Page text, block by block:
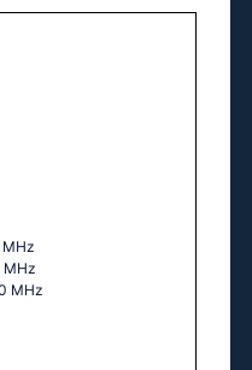
МНz
МНz
МНz